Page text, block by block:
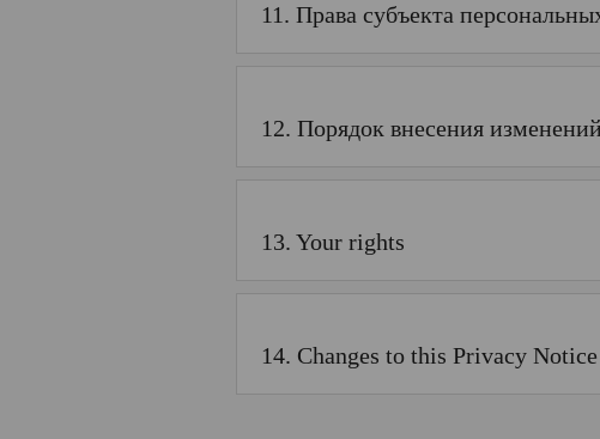
11. Права субъекта
12. Порядок внесения
13. Your rights
14. Changes to this Privacy Notice